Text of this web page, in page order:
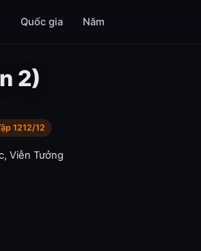
Quốc gia Năm
2)
1212/12
, Viễn Tưởng